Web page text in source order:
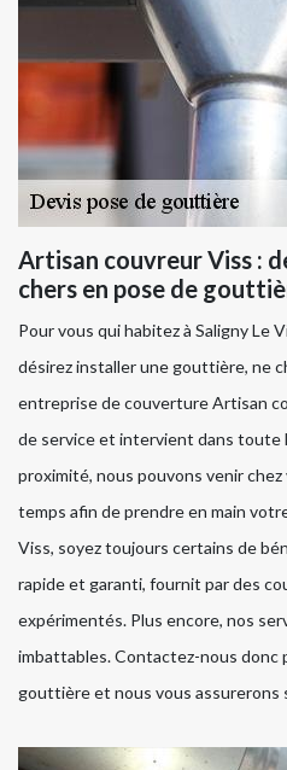
Artisan couvreur Viss :
chers en pose de
Pour vous qui habitez à Saligny Le
désirez installer une gouttière, ne
entreprise de couverture Artisan
de service et intervient dans toute
proximité, nous pouvons venir
temps afin de prendre en main
Viss, soyez toujours certains de
rapide et garanti, fournit par des
expérimentés. Plus encore, nos
imbattables. Contactez-nous donc
gouttière et nous vous